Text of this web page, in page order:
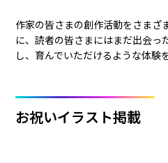
作家の皆さまの創作活動をさまざ
に、読者の皆さまにはまだ出会っ
し、育んでいただけるような体験
お祝いイラスト掲載